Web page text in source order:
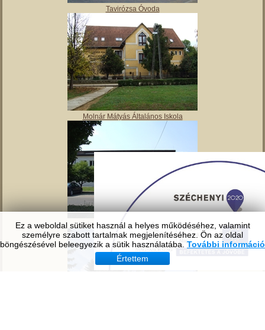
Ez a weboldal sütiket használ a helyes működéséhez, valamint
személyre szabott tartalmak megjelenítéséhez. Ön az oldal
böngészésével beleegyezik a sütik használatába. További információ
Értettem
Tavirózsa Óvoda
Molnár Mátyás Általános Iskola
Vajai Művelődési ház és könyvtár